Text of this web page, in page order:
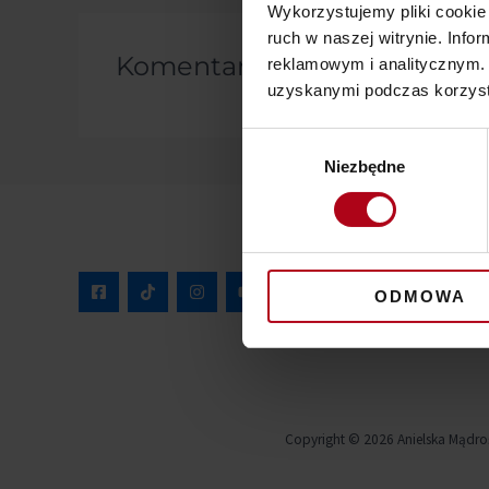
Wykorzystujemy pliki
ruch w naszej witrynie.
reklamowym i
uzyskanymi podczas
Niezbędne
ODMOWA
Komentarze
Copyright © 2026 Anielska